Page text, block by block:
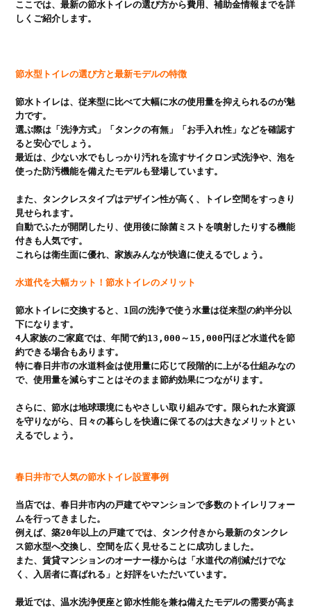
ここでは、最新の節水トイレの選び方から費用、補助金情報までを詳
しくご紹介します。
節水型トイレの選び方と最新モデルの特徴
節水トイレは、従来型に比べて大幅に水の使用量を抑えられるのが魅
力です。
選ぶ際は「洗浄方式」「タンクの有無」「お手入れ性」などを確認す
ると安心でしょう。
最近は、少ない水でもしっかり汚れを流すサイクロン式洗浄や、泡を
使った防汚機能を備えたモデルも登場しています。
また、タンクレスタイプはデザイン性が高く、トイレ空間をすっきり
見せられます。
自動でふたが開閉したり、使用後に除菌ミストを噴射したりする機能
付きも人気です。
水道代を大幅カット！節水トイレのメリット
節水トイレに交換すると、1回の洗浄で使う水量は従来型の約半分以
下になります。
4人家族のご家庭では、年間で約13,000～15,000円ほど水道代を節
約できる場合もあります。
特に春日井市の水道料金は使用量に応じて段階的に上がる仕組みなの
で、使用量を減らすことはそのまま節約効果につながります。
さらに、節水は地球環境にもやさしい取り組みです。限られた水資源
を守りながら、日々の暮らしを快適に保てるのは大きなメリットとい
えるでしょう。
春日井市で人気の節水トイレ設置事例
当店では、春日井市内の戸建てやマンションで多数のトイレリフォー
ムを行ってきました。
例えば、築20年以上の戸建てでは、タンク付きから最新のタンクレ
ス節水型へ交換し、空間を広く見せることに成功しました。
また、賃貸マンションのオーナー様からは「水道代の削減だけでな
く、入居者に喜ばれる」と好評をいただいています。
最近では、温水洗浄便座と節水性能を兼ね備えたモデルの需要が高ま